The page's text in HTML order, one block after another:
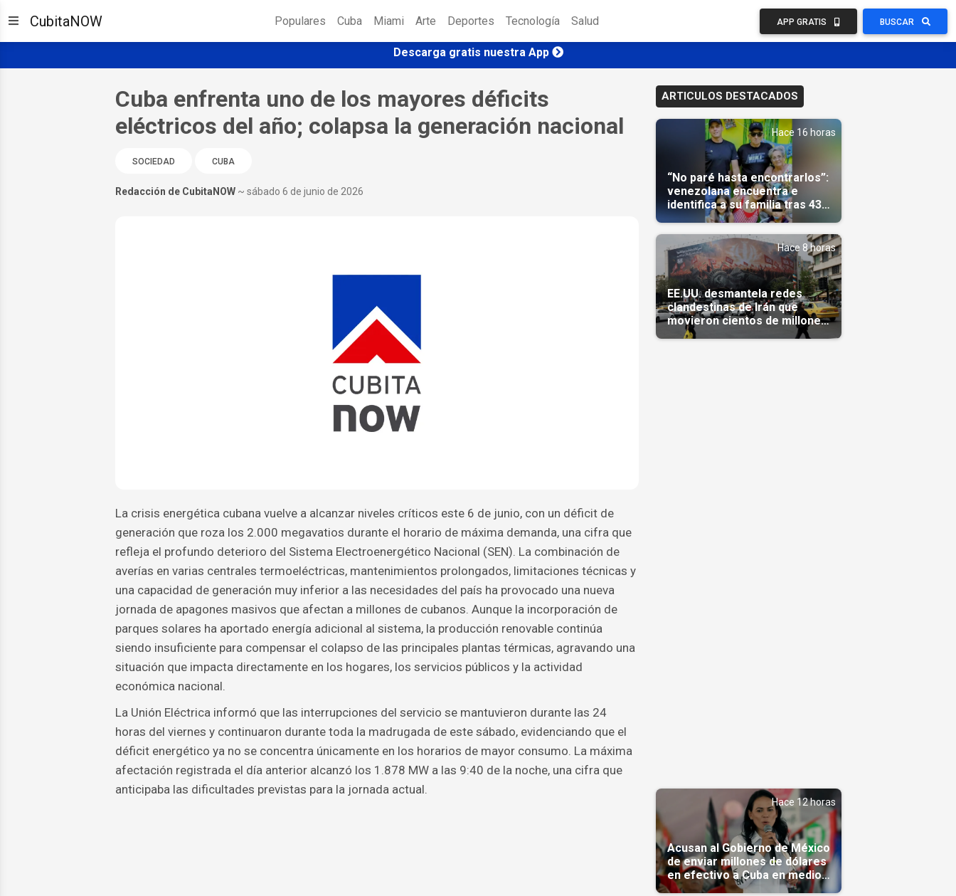
CubitaNOW Populares Cuba Miami Arte Deportes Tecnología Salud APP GRATIS BUSCAR
Descarga gratis nuestra App
Cuba enfrenta uno de los mayores déficits
eléctricos del año; colapsa la generación nacional
SOCIEDAD CUBA
Redacción de CubitaNOW ~ sábado 6 de junio de 2026
La crisis energética cubana vuelve a alcanzar niveles críticos este 6 de junio, con un déficit de
generación que roza los 2.000 megavatios durante el horario de máxima demanda, una cifra que
refleja el profundo deterioro del Sistema Electroenergético Nacional (SEN). La combinación de
averías en varias centrales termoeléctricas, mantenimientos prolongados, limitaciones técnicas y
una capacidad de generación muy inferior a las necesidades del país ha provocado una nueva
jornada de apagones masivos que afectan a millones de cubanos. Aunque la incorporación de
parques solares ha aportado energía adicional al sistema, la producción renovable continúa
siendo insuficiente para compensar el colapso de las principales plantas térmicas, agravando una
situación que impacta directamente en los hogares, los servicios públicos y la actividad
económica nacional.
La Unión Eléctrica informó que las interrupciones del servicio se mantuvieron durante las 24
horas del viernes y continuaron durante toda la madrugada de este sábado, evidenciando que el
déficit energético ya no se concentra únicamente en los horarios de mayor consumo. La máxima
afectación registrada el día anterior alcanzó los 1.878 MW a las 9:40 de la noche, una cifra que
anticipaba las dificultades previstas para la jornada actual.
ARTICULOS DESTACADOS
Hace 16 horas
“No paré hasta encontrarlos”:
venezolana encuentra e
identifica a su familia tras 43
días del terremoto
Hace 8 horas
EE.UU. desmantela redes
clandestinas de Irán que
movieron cientos de millones
de dólares
Hace 12 horas
Acusan al Gobierno de México
de enviar millones de dólares
en efectivo a Cuba en medio
de la crisis de la Isla